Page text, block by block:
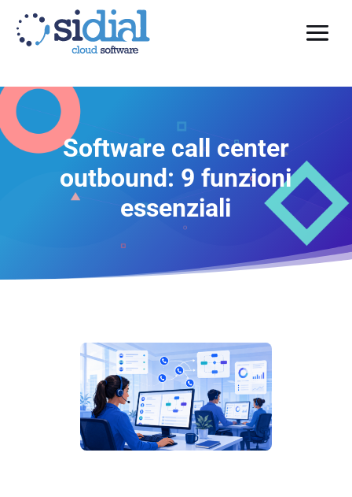
Software call center
outbound: 9 funzioni
essenziali